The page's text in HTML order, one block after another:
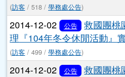
(訪客 / 545 / 學務處公告)
2014-12-02 公告
救國團桃
理『104年冬令休閒活動』
(訪客 / 518 / 學務處公告)
2014-12-02 公告
救國團桃